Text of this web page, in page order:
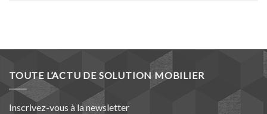
TOUTE L’ACTU DE SOLUTION MOBILIER
Inscrivez-vous à la newsletter